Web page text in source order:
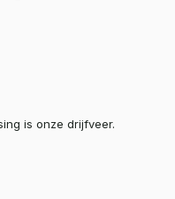
is onze drijfveer.